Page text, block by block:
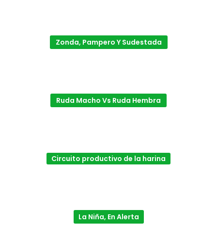
Zonda, Pampero Y Sudestada
Ruda Macho Vs Ruda Hembra
Circuito productivo de la harina
La Niña, En Alerta